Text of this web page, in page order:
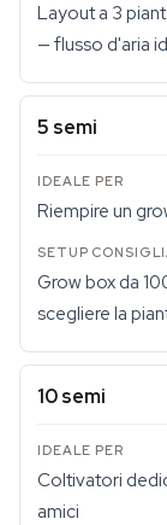
Layout a 3
— flusso d'aria
5 semi
Riempire un
Grow box da
scegliere la
10 semi
Coltivatori
amici